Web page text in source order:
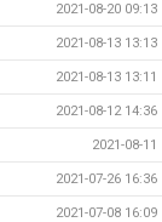
2021-08-20 09:13
2021-08-13 13:13
2021-08-13 13:11
2021-08-12 14:36
2021-08-11
2021-07-26 16:36
2021-07-08 16:09